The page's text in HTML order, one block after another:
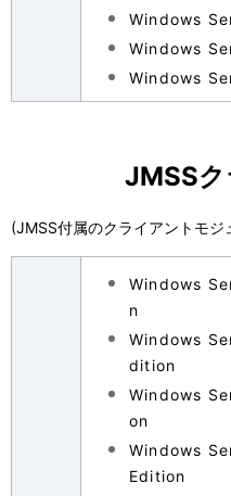
Windows
Windows
Windows
JMSSク
(JMSS付属のクライアントモジ
Windows
n
Windows
dition
Windows
on
Windows
Edition